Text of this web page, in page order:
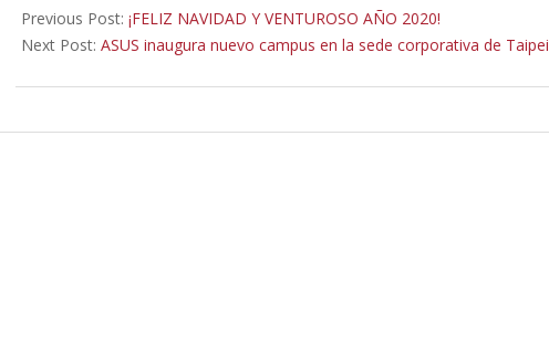
12-
24
Previous Post: ¡FELIZ NAVIDAD Y VENTUROSO AÑO 2020!
Next Post: ASUS inaugura nuevo campus en la sede corporativa de Taipei